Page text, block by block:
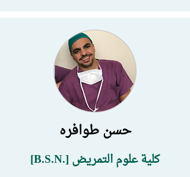
حسن طوافره
كلية علوم التمريض [.B.S.N]